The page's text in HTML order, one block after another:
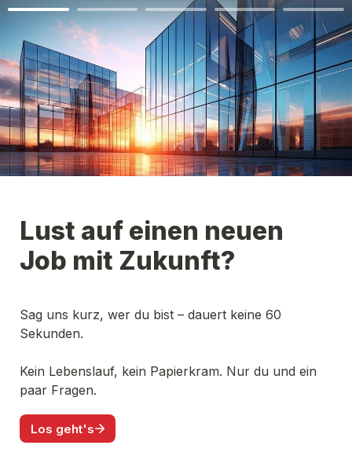
Lust auf einen neuen
Sag uns kurz, wer du bist – dauert keine 60
Sekunden.
Kein Lebenslauf, kein Papierkram. Nur du und ein
Los geht's